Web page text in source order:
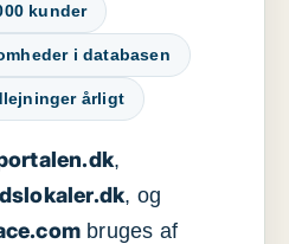
kunder
i databasen
årligt
,
, og
bruges af